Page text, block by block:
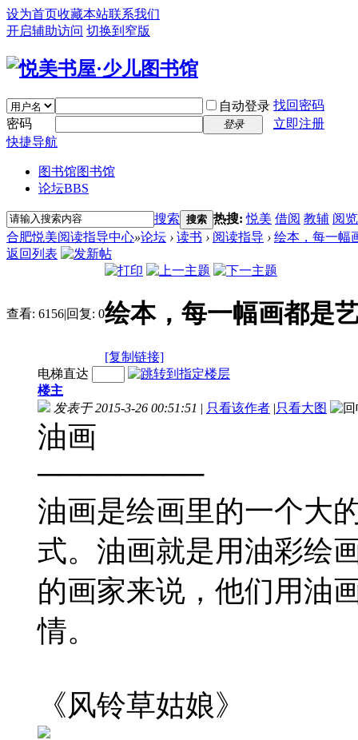
设为首页收藏本站联系我们
开启辅助访问 切换到窄版
自动登录 找回密码
密码
登录
立即注册
快捷导航
图书馆图书馆
论坛BBS
搜索 搜索 热搜:悦美 借阅 教辅 阅览
合肥悦美阅读指导中心»论坛 › 读书 › 阅读指导 › 绘本，每一幅
返回列表
查看: 6156|回复: 0绘本，每一幅画都是
[复制链接]
电梯直达
楼主
发表于 2015-3-26 00:51:51 | 只看该作者 |只看大图
油画
────────
油画是绘画里的一个大
式。油画就是用油彩绘
的画家来说，他们用油
情。
《风铃草姑娘》